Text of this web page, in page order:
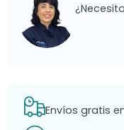
Envíos gratis